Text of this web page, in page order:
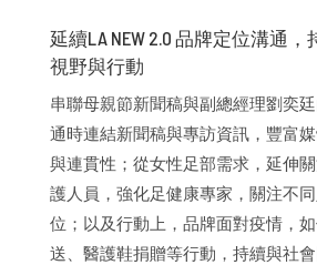
延續LA NEW 2.0 品牌定位溝通
視野與行動
串聯母親節新聞稿與副總經理劉奕
通時連結新聞稿與專訪資訊，豐富
與連貫性；從女性足部需求，延伸
護人員，強化足健康專家，關注不
位；以及行動上，品牌面對疫情，
送、醫護鞋捐贈等行動，持續與社